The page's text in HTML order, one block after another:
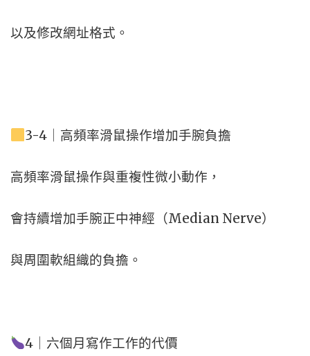
以及修改網址格式。
3-4｜高頻率滑鼠操作增加手腕負擔
高頻率滑鼠操作與重複性微小動作，
會持續增加手腕正中神經（Median Nerve）
與周圍軟組織的負擔。
4｜六個月寫作工作的代價